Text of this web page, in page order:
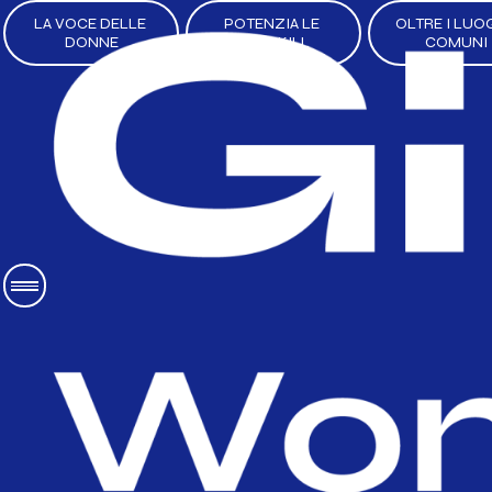
LA VOCE DELLE
DONNE
POTENZIA LE
TUE SKILL
OLTRE I
COMUNI
La gestione e